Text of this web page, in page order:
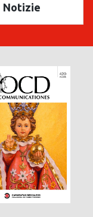
Notizie